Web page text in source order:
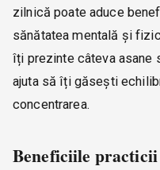
zilnică poate aduce
sănătatea mentală și
îți prezinte câteva asane
ajuta să îți găsești
concentrarea.
Beneficiile